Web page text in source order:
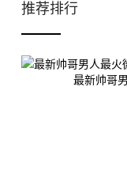
推荐排行
最新帅哥